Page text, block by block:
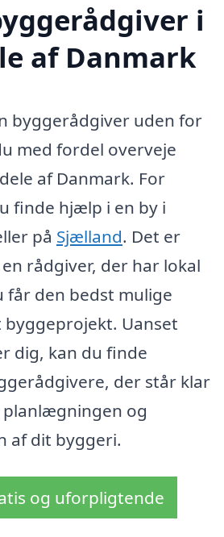
i
af Danmark
byggerådgiver uden for
med fordel overveje
af Danmark. For
finde hjælp i en by i
på Sjælland. Det er
rådgiver, der har lokal
får den bedst mulige
Uanset
dig, kan du finde
der står klar
og
af dit byggeri.
og uforpligtende